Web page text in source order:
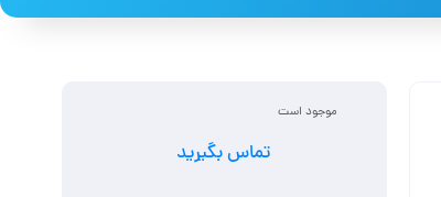
موجود است
تماس بگیرید